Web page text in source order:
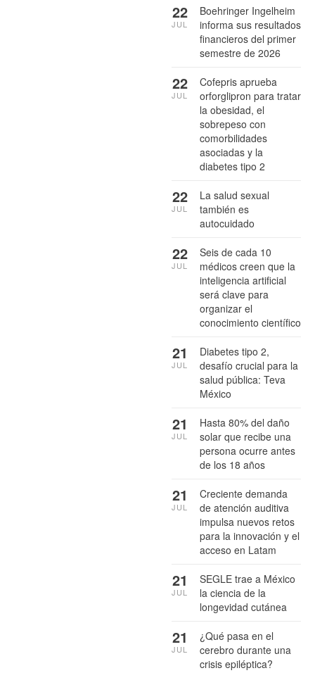
Boehringer Ingelheim
informa sus resultados
financieros del primer
semestre de 2026
22
JUL
Cofepris aprueba
orforglipron para tratar
la obesidad, el
sobrepeso con
comorbilidades
asociadas y la
diabetes tipo 2
22
JUL
La salud sexual
también es
autocuidado
22
JUL
Seis de cada 10
médicos creen que la
inteligencia artificial
será clave para
organizar el
conocimiento científico
22
JUL
Diabetes tipo 2,
desafío crucial para la
salud pública: Teva
México
21
JUL
Hasta 80% del daño
solar que recibe una
persona ocurre antes
de los 18 años
21
JUL
Creciente demanda
de atención auditiva
impulsa nuevos retos
para la innovación y el
acceso en Latam
21
JUL
SEGLE trae a México
la ciencia de la
longevidad cutánea
21
JUL
¿Qué pasa en el
cerebro durante una
crisis epiléptica?
21
JUL